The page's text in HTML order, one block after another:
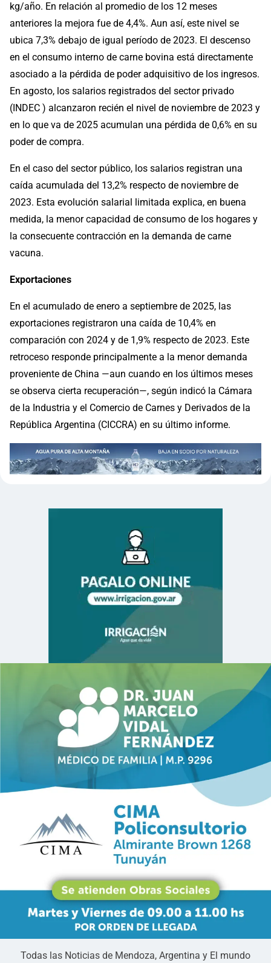
kg/año. En relación al promedio de los 12 meses
anteriores la mejora fue de 4,4%. Aun así, este nivel se
ubica 7,3% debajo de igual período de 2023. El descenso
en el consumo interno de carne bovina está directamente
asociado a la pérdida de poder adquisitivo de los ingresos.
En agosto, los salarios registrados del sector privado
(INDEC ) alcanzaron recién el nivel de noviembre de 2023 y
en lo que va de 2025 acumulan una pérdida de 0,6% en su
poder de compra.
En el caso del sector público, los salarios registran una
caída acumulada del 13,2% respecto de noviembre de
2023. Esta evolución salarial limitada explica, en buena
medida, la menor capacidad de consumo de los hogares y
la consecuente contracción en la demanda de carne
vacuna.
Exportaciones
En el acumulado de enero a septiembre de 2025, las
exportaciones registraron una caída de 10,4% en
comparación con 2024 y de 1,9% respecto de 2023. Este
retroceso responde principalmente a la menor demanda
proveniente de China —aun cuando en los últimos meses
se observa cierta recuperación—, según indicó la Cámara
de la Industria y el Comercio de Carnes y Derivados de la
República Argentina (CICCRA) en su último informe.
Todas las Noticias de Mendoza, Argentina y El mundo